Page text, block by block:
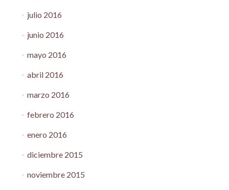
julio 2016
junio 2016
mayo 2016
abril 2016
marzo 2016
febrero 2016
enero 2016
diciembre 2015
noviembre 2015